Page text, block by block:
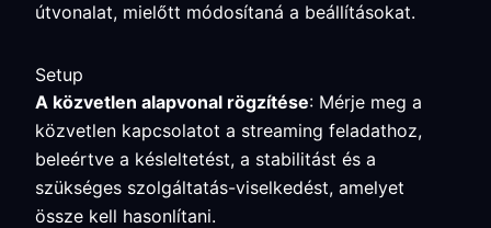
útvonalat, mielőtt módosítaná a beállításokat.
Setup
A közvetlen alapvonal rögzítése: Mérje meg a
közvetlen kapcsolatot a streaming feladathoz,
beleértve a késleltetést, a stabilitást és a
szükséges szolgáltatás-viselkedést, amelyet
össze kell hasonlítani.